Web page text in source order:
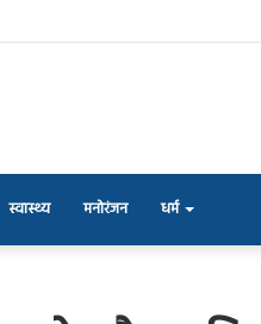
स्वास्थ्य मनोरंजन धर्म